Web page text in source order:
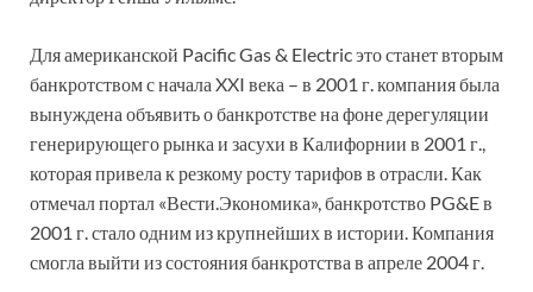
Для американской Pacific Gas & Electric это станет вторым
банкротством с начала XXI века – в 2001 г. компания была
вынуждена объявить о банкротстве на фоне дерегуляции
генерирующего рынка и засухи в Калифорнии в 2001 г.,
которая привела к резкому росту тарифов в отрасли. Как
отмечал портал «Вести.Экономика», банкротство PG&E в
2001 г. стало одним из крупнейших в истории. Компания
смогла выйти из состояния банкротства в апреле 2004 г.